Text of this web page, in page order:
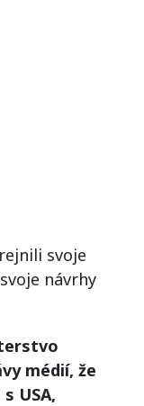
svoje
návrhy
médií, že
USA,